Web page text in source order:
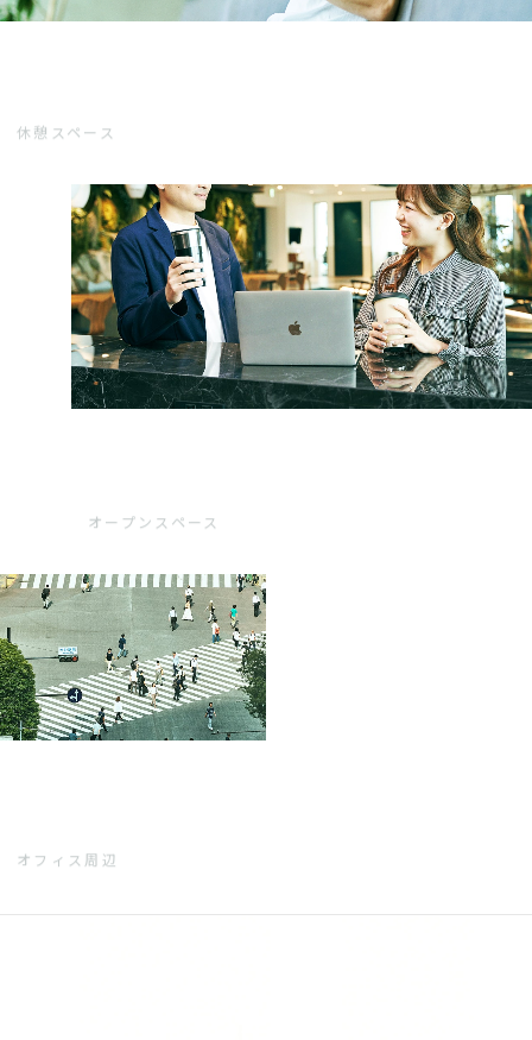
休憩スペース
オープンスペース
オフィス周辺